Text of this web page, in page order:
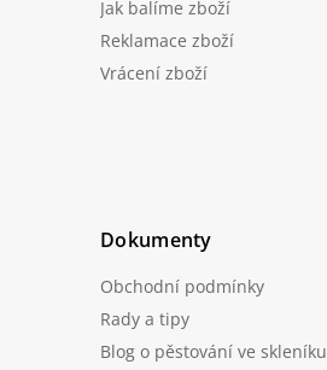
Jak balíme zboží
Reklamace zboží
Vrácení zboží
Dokumenty
Obchodní podmínky
Rady a tipy
Blog o pěstování ve skleníku